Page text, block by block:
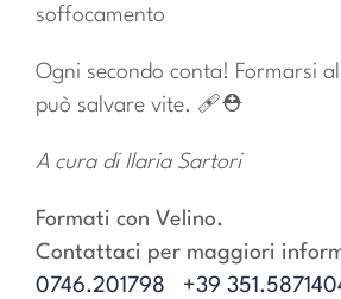
soffocamento
Ogni secondo conta! Formarsi
può salvare vite. 🩹⛑
A cura di Ilaria Sartori
Formati con Velino.
Contattaci per maggiori
0746.201798
+39